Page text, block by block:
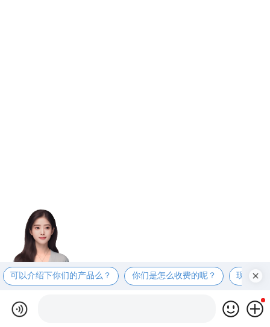
可以介绍下你们的产品么？ 你们是怎么收费的呢？ 现在有